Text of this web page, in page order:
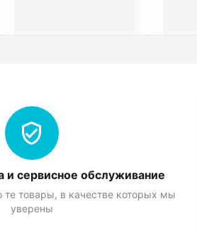
и сервисное обслуживание
товары, в качестве которых мы
уверены